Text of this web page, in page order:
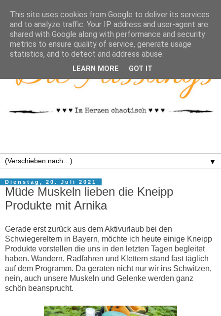
▼
Dienstag, 20. Juli 2021
Müde Muskeln lieben die Kneipp
Produkte mit Arnika
Gerade erst zurück aus dem Aktivurlaub bei den
Schwiegereltern in Bayern, möchte ich heute einige Kneipp
Produkte vorstellen die uns in den letzten Tagen begleitet
haben. Wandern, Radfahren und Klettern stand fast täglich
auf dem Programm. Da geraten nicht nur wir ins Schwitzen,
nein, auch unsere Muskeln und Gelenke werden ganz
schön beansprucht.
This site uses cookies from Google to deliver its services
and to analyze traffic. Your IP address and user-agent are
shared with Google along with performance and security
metrics to ensure quality of service, generate usage
statistics, and to detect and address abuse.
LEARN MORE GOT IT